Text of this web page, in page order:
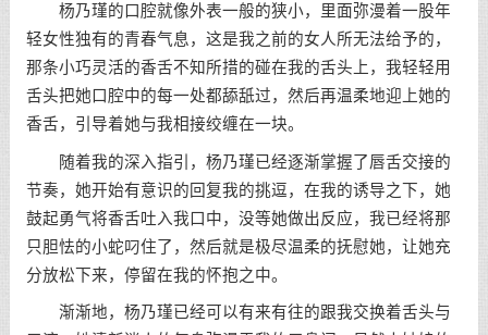
杨乃瑾的口腔就像外表一般的狭小，里面弥漫着一股年
轻女性独有的青春气息，这是我之前的女人所无法给予的，
那条小巧灵活的香舌不知所措的碰在我的舌头上，我轻轻用
舌头把她口腔中的每一处都舔舐过，然后再温柔地迎上她的
香舌，引导着她与我相接绞缠在一块。
随着我的深入指引，杨乃瑾已经逐渐掌握了唇舌交接的
节奏，她开始有意识的回复我的挑逗，在我的诱导之下，她
鼓起勇气将香舌吐入我口中，没等她做出反应，我已经将那
只胆怯的小蛇叼住了，然后就是极尽温柔的抚慰她，让她充
分放松下来，停留在我的怀抱之中。
渐渐地，杨乃瑾已经可以有来有往的跟我交换着舌头与